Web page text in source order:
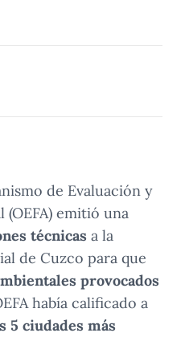
de Evaluación y
emitió una
técnicas a la
de Cuzco para que
provocados
había calificado a
5 ciudades más